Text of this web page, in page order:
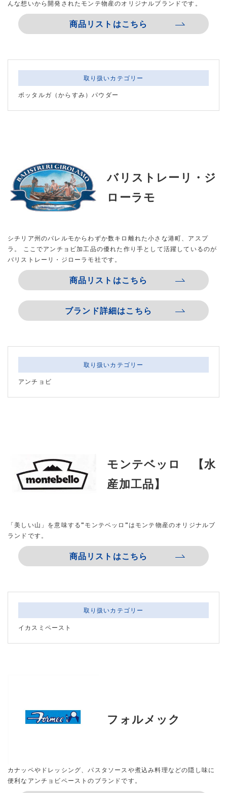
んな想いから開発されたモンテ物産のオリジナルブランドです。
商品リストはこちら
取り扱いカテゴリー
ボッタルガ（からすみ）パウダー
バリストレーリ・ジ
ローラモ
シチリア州のパレルモからわずか数キロ離れた小さな港町、アスプ
ラ。 ここでアンチョビ加工品の優れた作り手として活躍しているのが
バリストレーリ・ジローラモ社です。
商品リストはこちら
ブランド詳細はこちら
取り扱いカテゴリー
アンチョビ
モンテベッロ 【水
産加工品】
「美しい山」を意味する"モンテベッロ"はモンテ物産のオリジナルブ
ランドです。
商品リストはこちら
取り扱いカテゴリー
イカスミペースト
フォルメック
カナッペやドレッシング、パスタソースや煮込み料理などの隠し味に
便利なアンチョビペーストのブランドです。